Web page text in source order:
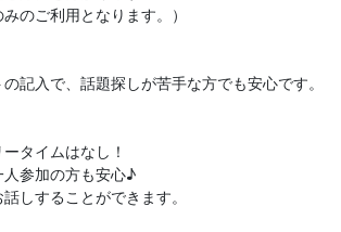
のご利用となります。）
記入で、話題探しが苦手な方でも安心です。
タイムはなし！
参加の方も安心♪
しすることができます。